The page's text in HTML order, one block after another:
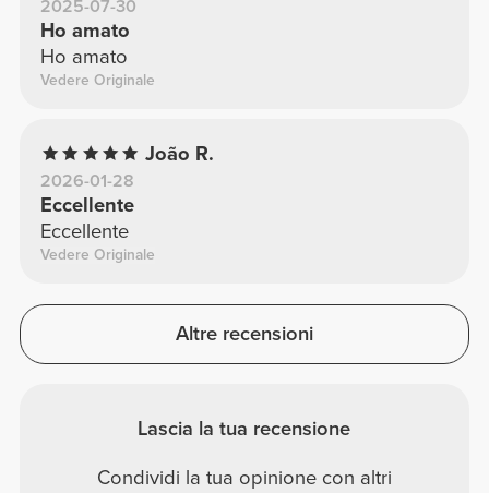
2025-07-30
Ho amato
Ho amato
Vedere Originale
João R.
2026-01-28
Eccellente
Eccellente
Vedere Originale
Altre recensioni
Lascia la tua recensione
Condividi la tua opinione con altri